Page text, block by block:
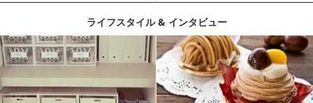
ライフスタイル & インタビュー